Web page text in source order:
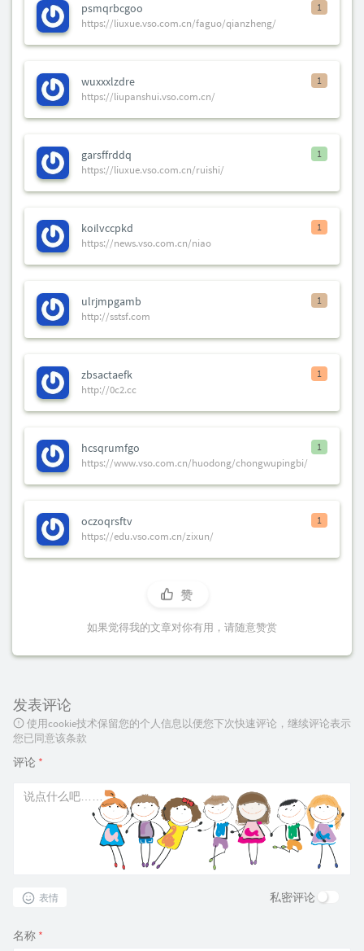
1
psmqrbcgoo
https://liuxue.vso.com.cn/faguo/qianzheng/
1
wuxxxlzdre
https://liupanshui.vso.com.cn/
1
garsffrddq
https://liuxue.vso.com.cn/ruishi/
1
koilvccpkd
https://news.vso.com.cn/niao
1
ulrjmpgamb
http://sstsf.com
1
zbsactaefk
http://0c2.cc
1
hcsqrumfgo
https://www.vso.com.cn/huodong/chongwupingbi/
1
oczoqrsftv
https://edu.vso.com.cn/zixun/
赞
如果觉得我的文章对你有用，请随意赞赏
发表评论
使用cookie技术保留您的个人信息以便您下次快速评论，继续评论表示
您已同意该条款
评论 *
表情 私密评论
名称 *